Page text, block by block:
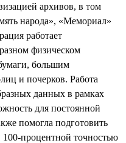
архивов, в том
народа», «Мемориал»
работает
физическом
большим
и почерков. Работа
данных в рамках
для постоянной
помогла подготовить
процентной точностью